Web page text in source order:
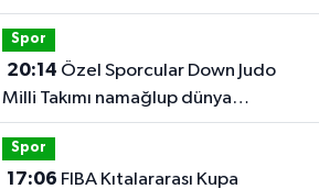
Spor
20:14
Milli Takımı namağlup dünya
şampiyonu
Spor
17:06